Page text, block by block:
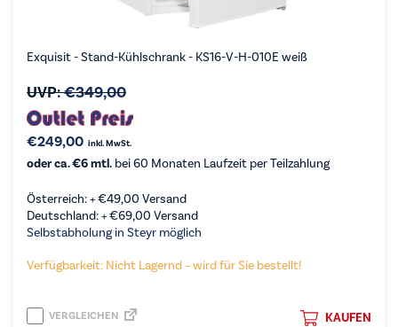
Exquisit - Stand-Kühlschrank - KS16-V-H-010E weiß
UVP:€349,00
€249,00 inkl. MwSt.
oder ca. €6 mtl. bei 60 Monaten Laufzeit per Teilzahlung
Österreich: +€49,00 Versand
Deutschland: +€69,00 Versand
Selbstabholung in Steyr möglich
Verfügbarkeit: Nicht Lagernd – wird für Sie bestellt!
KAUFEN
VERGLEICHEN